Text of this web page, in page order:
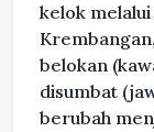
kelok
belokan
disumbat
berubah